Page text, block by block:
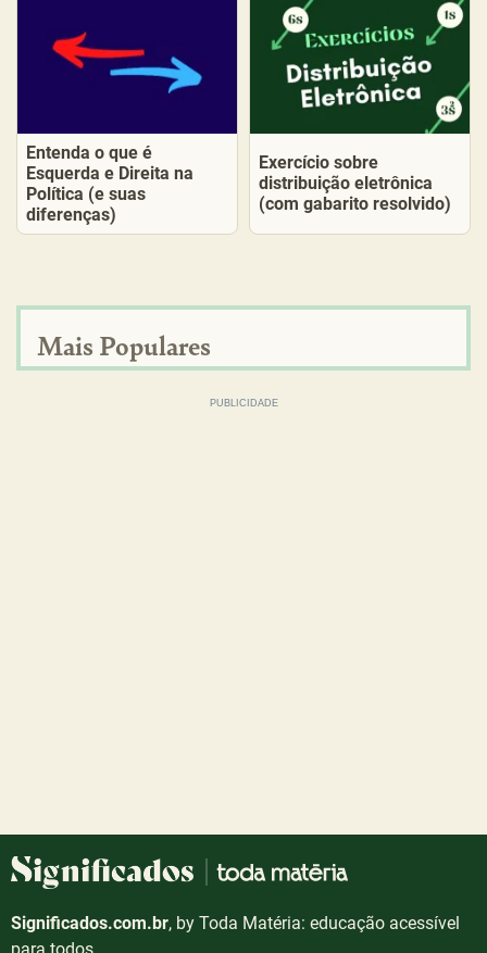
Entenda o que é
Esquerda e Direita na
Política (e suas
diferenças)
Exercício sobre
distribuição eletrônica
(com gabarito resolvido)
Mais Populares
Significados.com.br, by Toda Matéria: educação acessível